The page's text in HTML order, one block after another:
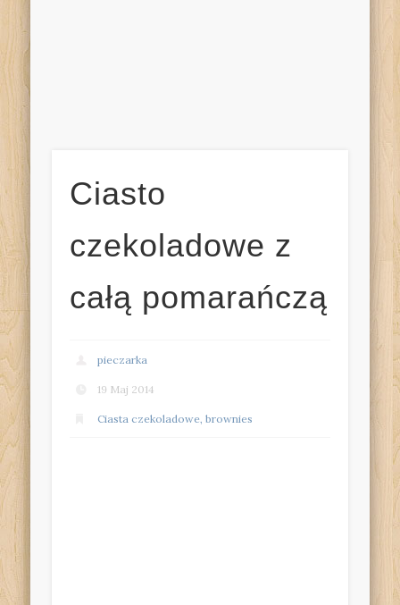
Ciasto
czekoladowe z
całą pomarańczą
pieczarka
19 Maj 2014
Ciasta czekoladowe, brownies